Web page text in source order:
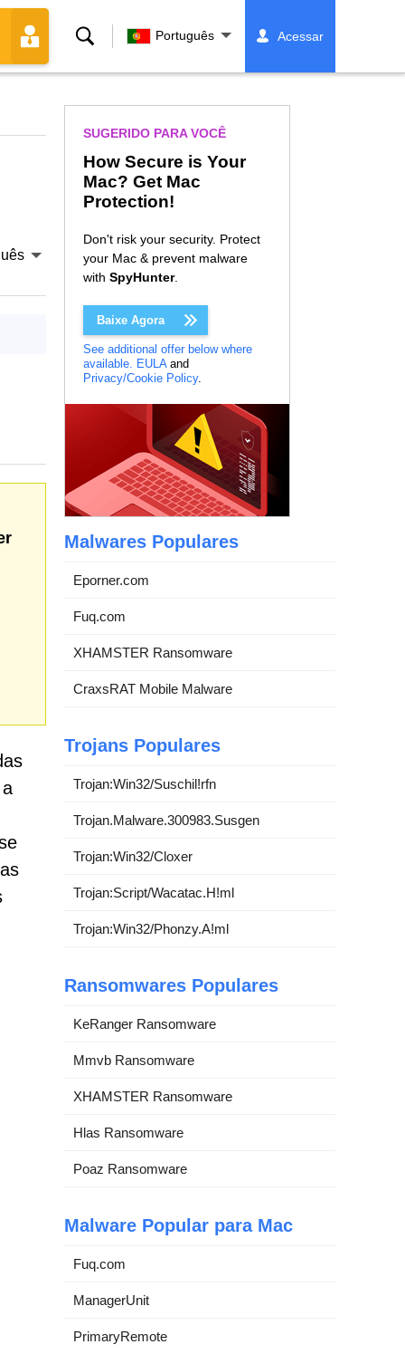
Buscar Português Acessar
SUGERIDO PARA VOCÊ
How Secure is Your
Mac? Get Mac
Protection!
Don't risk your security. Protect
your Mac & prevent malware
with SpyHunter.
Baixe Agora
See additional offer below where
available. EULAand
Privacy/Cookie Policy.
Malwares Populares
Eporner.com
Fuq.com
XHAMSTER Ransomware
CraxsRAT Mobile Malware
Trojans Populares
Trojan:Win32/Suschil!rfn
Trojan.Malware.300983.Susgen
Trojan:Win32/Cloxer
Trojan:Script/Wacatac.H!ml
Trojan:Win32/Phonzy.A!ml
Ransomwares Populares
KeRanger Ransomware
Mmvb Ransomware
XHAMSTER Ransomware
Hlas Ransomware
Poaz Ransomware
Malware Popular para Mac
Fuq.com
ManagerUnit
PrimaryRemote